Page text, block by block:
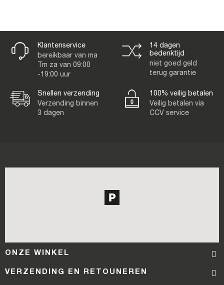
Klantenservice
bereikbaar van ma
Tm za van 09:00
-19:00 uur
14 dagen
bedenktijd
niet goed geld
terug garantie
Snellen verzending
Verzending binnen
3 dagen
100% veilig betalen
Veilig betalen via
CCV service
ONZE WINKEL
VERZENDING EN RETOUNEREN